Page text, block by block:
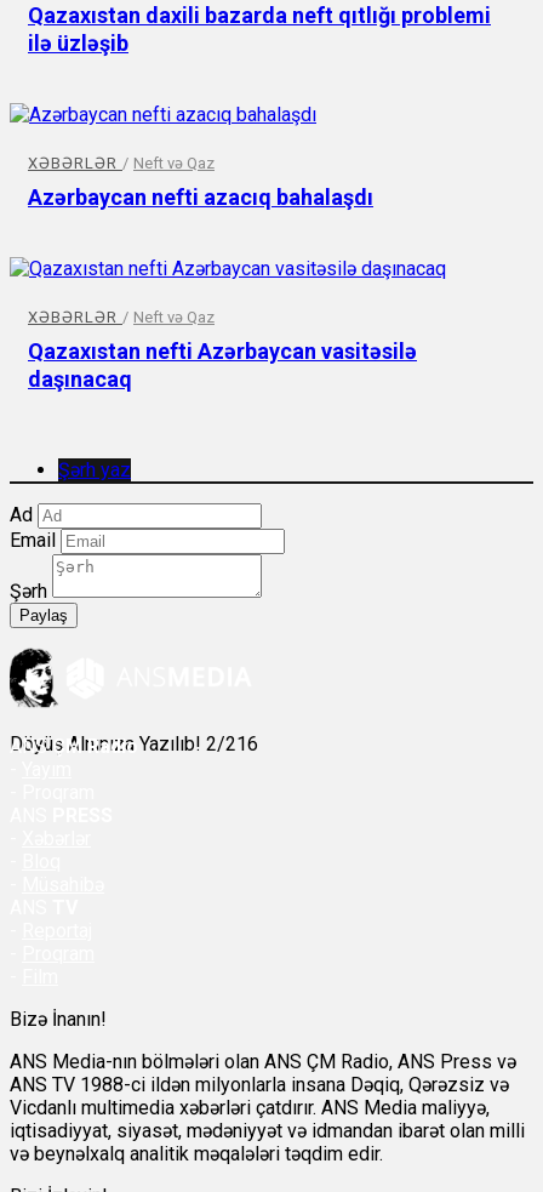
Qazaxıstan daxili bazarda neft qıtlığı problemi
ilə üzləşib
XƏBƏRLƏR / Neft və Qaz
Azərbaycan nefti azacıq bahalaşdı
XƏBƏRLƏR / Neft və Qaz
Qazaxıstan nefti Azərbaycan vasitəsilə
daşınacaq
Şərh yaz
Ad
Email
Şərh
Paylaş
Döyüş Alnınıza Yazılıb! 2/216
ANSÇM Radio
Bizə İnanın!
ANS Media-nın bölmələri olan ANS ÇM Radio, ANS Press və
ANS TV 1988-ci ildən milyonlarla insana Dəqiq, Qərəzsiz və
Vicdanlı multimedia xəbərləri çatdırır. ANS Media maliyyə,
iqtisadiyyat, siyasət, mədəniyyət və idmandan ibarət olan milli
və beynəlxalq analitik məqalələri təqdim edir.